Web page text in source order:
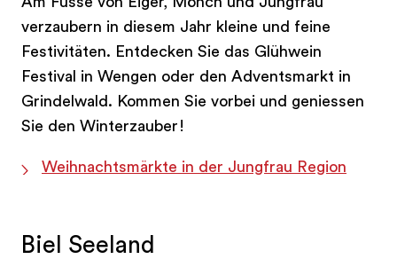
verzaubern in diesem Jahr kleine und feine
Festivitäten. Entdecken Sie das Glühwein
Festival in Wengen oder den Adventsmarkt in
Grindelwald. Kommen Sie vorbei und geniessen
Sie den Winterzauber!
Weihnachtsmärkte in der Jungfrau Region
Biel Seeland